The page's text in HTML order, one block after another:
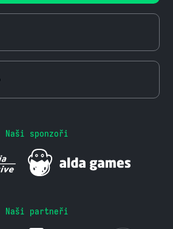
Naši sponzoři
Naši partneři